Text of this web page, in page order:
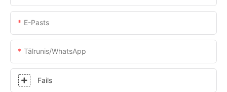
E-Pasts
Tālrunis/WhatsApp
Fails